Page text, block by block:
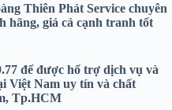
Thiên Phát Service chuyên
hãng, giá cả cạnh tranh tốt
để được hổ trợ dịch vụ và
Việt Nam uy tín và chất
Tp.HCM